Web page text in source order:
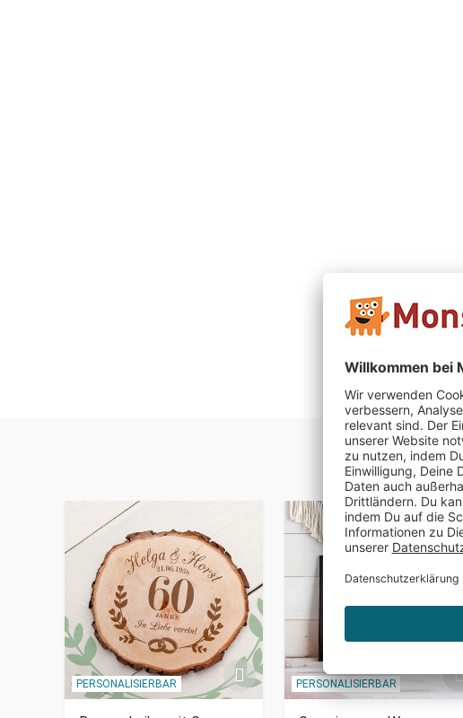
PERSONALISIERBAR PERSONALISIERBAR